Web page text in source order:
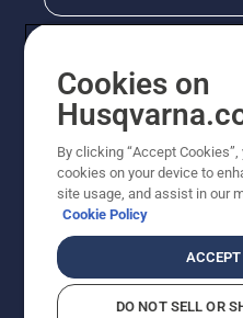
© Husqvarna AB (publ).
som visas är
priser är
moms) om inte
Cookiepolicy
Cookies on
By clicking “Accept
cookies on your device to
site usage, and assist in our
Cookie Policy
DO NOT SELL OR